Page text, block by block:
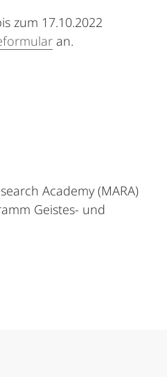
zum 17.10.2022
an.
Academy (MARA)
Geistes- und